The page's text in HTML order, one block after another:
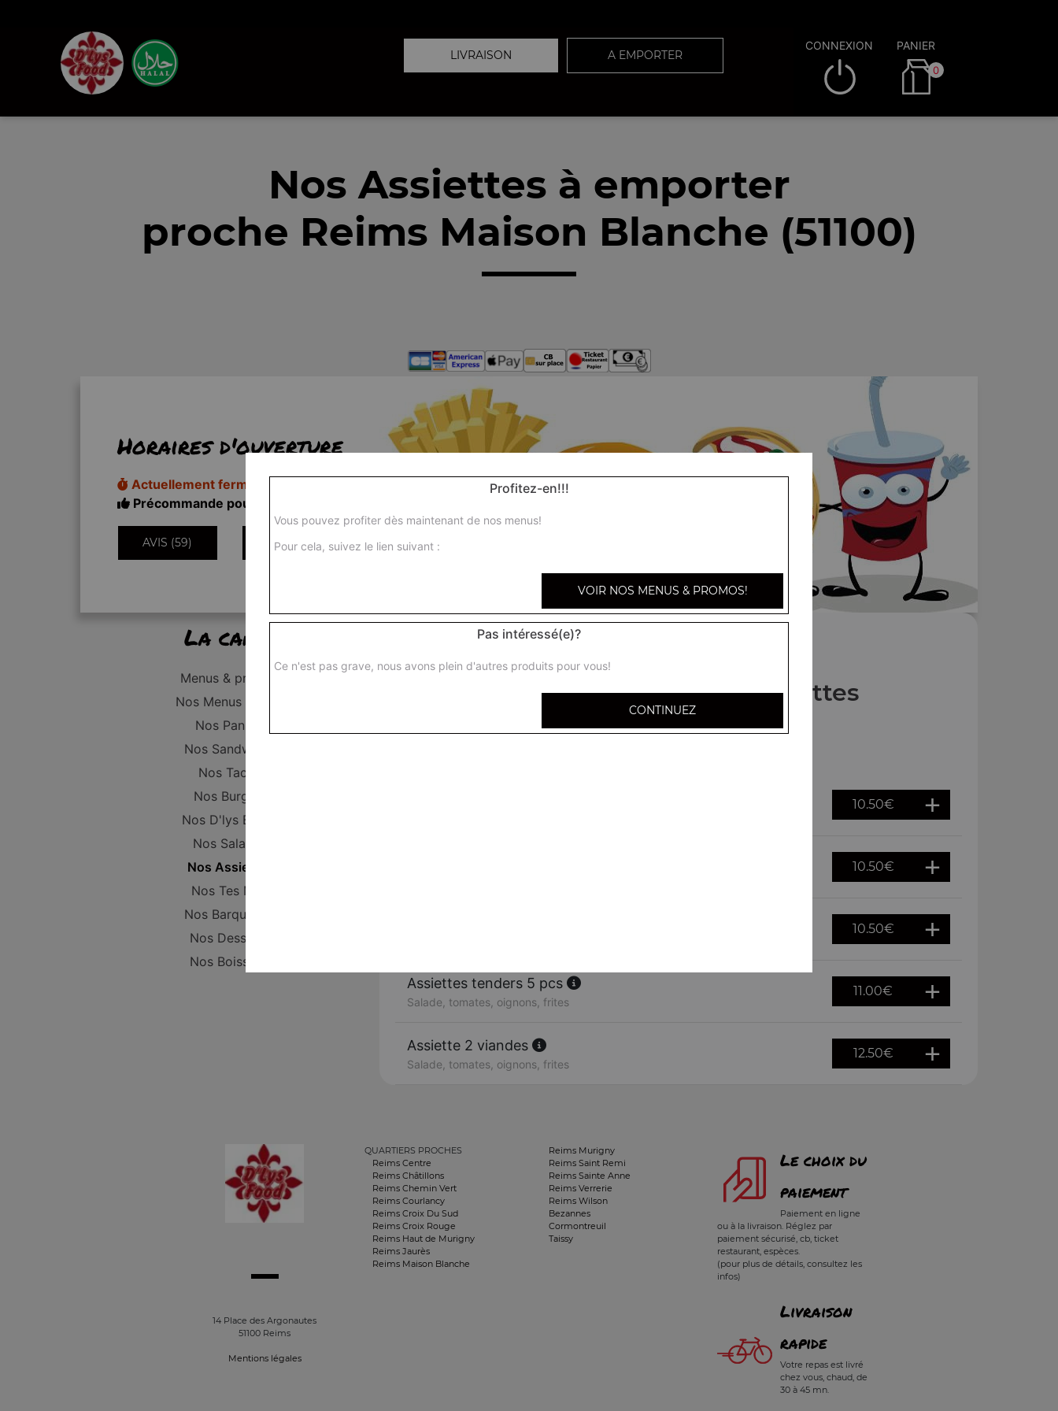
LIVRAISON A EMPORTER
CONNEXION PANIER
0
Nos Assiettes à emporter
proche Reims Maison Blanche (51100)
Horaires d'ouverture
Actuellement fermé
Précommande pour 11h20
AVIS (59) INFORMATIONS
La carte
Menus & promos
Nos Menus Enfant
Nos Paninis
Nos Sandwichs
Nos Tacos
Nos Burgers
Nos D'lys Bowls
Nos Salades
Nos Assiettes
Nos Tes Mex
Nos Barquettes
Nos Desserts
Nos Boissons
Nos Assiettes
10.50€
10.50€
10.50€
Assiettes tenders 5 pcs
Salade, tomates, oignons, frites
11.00€
Assiette 2 viandes
Salade, tomates, oignons, frites
12.50€
14 Place des Argonautes
51100 Reims
Mentions légales
QUARTIERS PROCHES
Reims Centre
Reims Châtillons
Reims Chemin Vert
Reims Courlancy
Reims Croix Du Sud
Reims Croix Rouge
Reims Haut de Murigny
Reims Jaurès
Reims Maison Blanche
Reims Murigny
Reims Saint Remi
Reims Sainte Anne
Reims Verrerie
Reims Wilson
Bezannes
Cormontreuil
Taissy
Le choix du
paiement
Paiement en ligne
ou à la livraison. Réglez par
paiement sécurisé, cb, ticket
restaurant, espèces.
(pour plus de détails, consultez les
infos)
Livraison
rapide
Votre repas est livré
chez vous, chaud, de
30 à 45 mn.
Profitez-en!!!
Vous pouvez profiter dès maintenant de nos menus!
Pour cela, suivez le lien suivant :
VOIR NOS MENUS & PROMOS!
Pas intéressé(e)?
Ce n'est pas grave, nous avons plein d'autres produits pour vous!
CONTINUEZ